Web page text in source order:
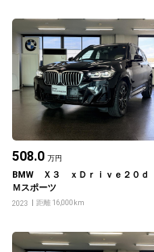
508.0 万円
BMW Ｘ３ ｘＤｒｉｖｅ２０ｄ
Ｍスポーツ
2023 距離 16,000km